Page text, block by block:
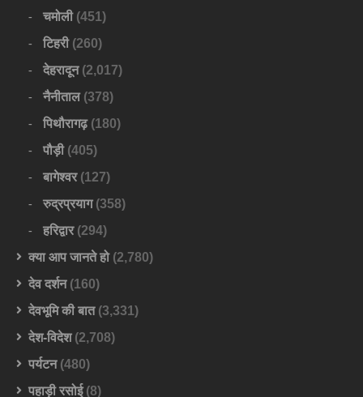
चमोली(451)
टिहरी(260)
देहरादून(2,017)
नैनीताल(378)
पिथौरागढ़(180)
पौड़ी(405)
बागेश्वर(127)
रुद्रप्रयाग(358)
हरिद्वार(294)
क्या आप जानते हो(2,780)
देव दर्शन(160)
देवभूमि की बात(3,331)
देश-विदेश(2,708)
पर्यटन(480)
पहाड़ी रसोई(8)